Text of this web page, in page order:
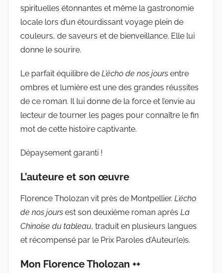
spirituelles étonnantes et même la gastronomie
locale lors d’un étourdissant voyage plein de
couleurs, de saveurs et de bienveillance. Elle lui
donne le sourire.
Le parfait équilibre de L’écho de nos jours entre
ombres et lumière est une des grandes réussites
de ce roman. Il lui donne de la force et l’envie au
lecteur de tourner les pages pour connaître le fin
mot de cette histoire captivante.
Dépaysement garanti !
L’auteure et son œuvre
Florence Tholozan vit près de Montpellier. L’écho
de nos jours est son deuxième roman après La
Chinoise du tableau, traduit en plusieurs langues
et récompensé par le Prix Paroles d’Auteur(e)s.
Mon Florence Tholozan ++